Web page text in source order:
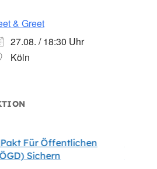
& Greet
27.08. / 18:30 Uhr
Köln
Für Öffentlichen
Sichern